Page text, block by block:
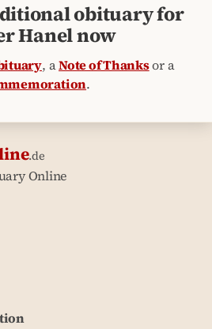
obituary for
Hanel now
, aNote of Thanksor a
.
.de
Online